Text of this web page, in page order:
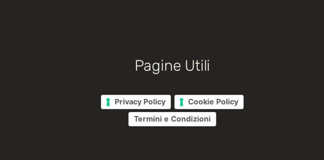
Pagine Utili
Privacy Policy
Cookie Policy
Termini e Condizioni